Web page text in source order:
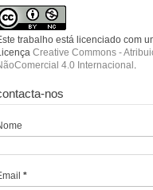
trabalho está licenciado com
Creative Commons -
4.0 Internacional .
nos
*